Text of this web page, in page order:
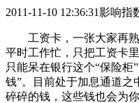
2011-11-10 12:36:31影响指
工资卡，一张大家再熟
平时工作忙，只把工资卡
只能呆在银行这个“保险柜
钱”。目前处于加息通道之
碎碎的钱，这些钱也会为